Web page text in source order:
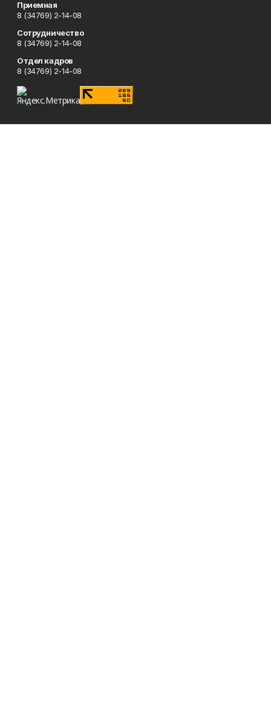
Приемная
8 (34769) 2-14-08
Сотрудничество
8 (34769) 2-14-08
Отдел кадров
8 (34769) 2-14-08